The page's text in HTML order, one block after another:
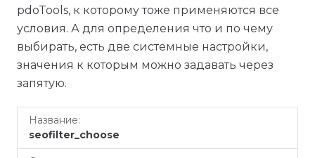
pdoTools, к которому тоже применяются все
условия. А для определения что и по чему
выбирать, есть две системные настройки,
значения к которым можно задавать через
запятую.
Название
seofilter_choose